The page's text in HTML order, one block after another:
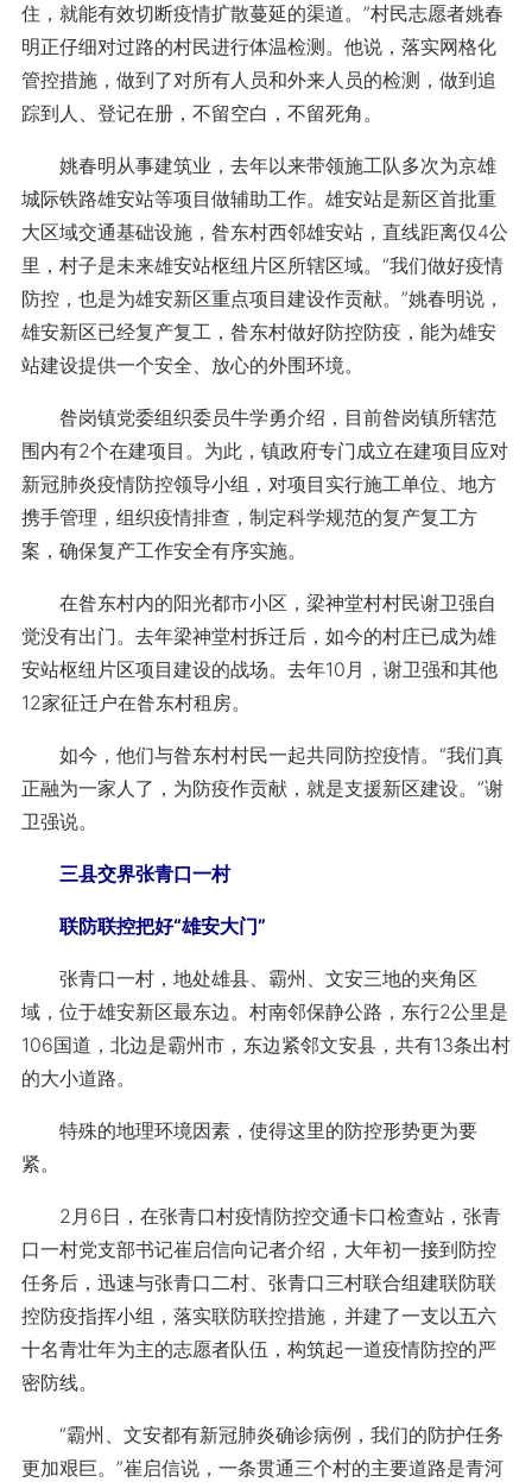
住，就能有效切断疫情扩散蔓延的渠道。”村民志愿者姚春
明正仔细对过路的村民进行体温检测。他说，落实网格化
管控措施，做到了对所有人员和外来人员的检测，做到追
踪到人、登记在册，不留空白，不留死角。
姚春明从事建筑业，去年以来带领施工队多次为京雄
城际铁路雄安站等项目做辅助工作。雄安站是新区首批重
大区域交通基础设施，昝东村西邻雄安站，直线距离仅4公
里，村子是未来雄安站枢纽片区所辖区域。“我们做好疫情
防控，也是为雄安新区重点项目建设作贡献。”姚春明说，
雄安新区已经复产复工，昝东村做好防控防疫，能为雄安
站建设提供一个安全、放心的外围环境。
昝岗镇党委组织委员牛学勇介绍，目前昝岗镇所辖范
围内有2个在建项目。为此，镇政府专门成立在建项目应对
新冠肺炎疫情防控领导小组，对项目实行施工单位、地方
携手管理，组织疫情排查，制定科学规范的复产复工方
案，确保复产工作安全有序实施。
在昝东村内的阳光都市小区，梁神堂村村民谢卫强自
觉没有出门。去年梁神堂村拆迁后，如今的村庄已成为雄
安站枢纽片区项目建设的战场。去年10月，谢卫强和其他
12家征迁户在昝东村租房。
如今，他们与昝东村村民一起共同防控疫情。“我们真
正融为一家人了，为防疫作贡献，就是支援新区建设。”谢
卫强说。
三县交界张青口一村
联防联控把好“雄安大门”
张青口一村，地处雄县、霸州、文安三地的夹角区
域，位于雄安新区最东边。村南邻保静公路，东行2公里是
106国道，北边是霸州市，东边紧邻文安县，共有13条出村
的大小道路。
特殊的地理环境因素，使得这里的防控形势更为要
紧。
2月6日，在张青口村疫情防控交通卡口检查站，张青
口一村党支部书记崔启信向记者介绍，大年初一接到防控
任务后，迅速与张青口二村、张青口三村联合组建联防联
控防疫指挥小组，落实联防联控措施，并建了一支以五六
十名青壮年为主的志愿者队伍，构筑起一道疫情防控的严
密防线。
“霸州、文安都有新冠肺炎确诊病例，我们的防护任务
更加艰巨。”崔启信说，一条贯通三个村的主要道路是青河